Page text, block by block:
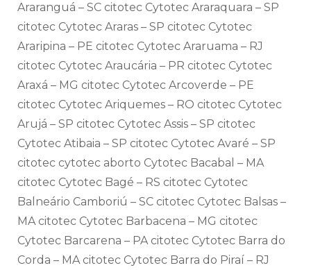
Araranguá – SC citotec Cytotec Araraquara – SP
citotec Cytotec Araras – SP citotec Cytotec
Araripina – PE citotec Cytotec Araruama – RJ
citotec Cytotec Araucária – PR citotec Cytotec
Araxá – MG citotec Cytotec Arcoverde – PE
citotec Cytotec Ariquemes – RO citotec Cytotec
Arujá – SP citotec Cytotec Assis – SP citotec
Cytotec Atibaia – SP citotec Cytotec Avaré – SP
citotec cytotec aborto Cytotec Bacabal – MA
citotec Cytotec Bagé – RS citotec Cytotec
Balneário Camboriú – SC citotec Cytotec Balsas –
MA citotec Cytotec Barbacena – MG citotec
Cytotec Barcarena – PA citotec Cytotec Barra do
Corda – MA citotec Cytotec Barra do Piraí – RJ